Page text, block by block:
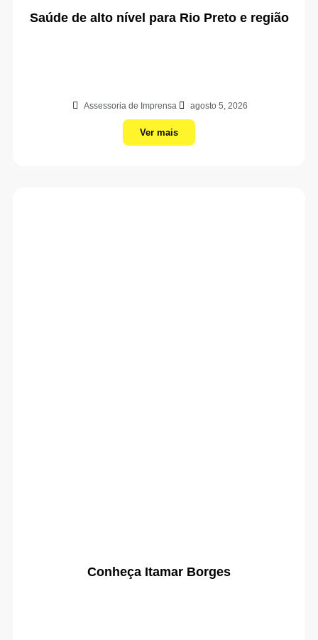
Saúde de alto nível para Rio Preto e região
Assessoria de Imprensa agosto 5, 2026
Ver mais
Conheça Itamar Borges